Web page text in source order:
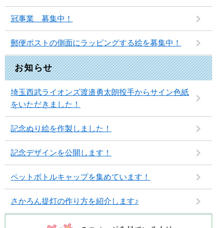
冠事業 募集中！
郵便ポストの側面にラッピングする絵を募集中！
お知らせ
埼玉西武ライオンズ渡邉勇太朗投手からサイン色紙
をいただきました！
記念ぬり絵を作製しました！
記念デザインを公開します！
ペットボトルキャップを集めています！
さかろん提灯の作り方を紹介します♪